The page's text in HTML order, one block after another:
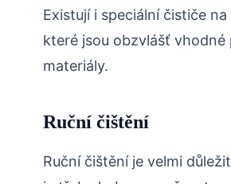
Existují i speciální čističe
které jsou obzvlášť vhodné
materiály.
Ruční čištění
Ruční čištění je velmi